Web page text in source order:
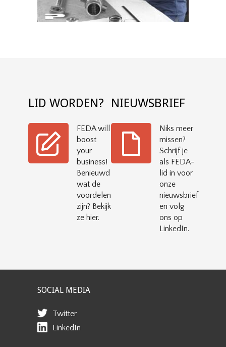
LID WORDEN?
FEDA will
boost
your
business!
Benieuwd
wat de
voordelen
zijn? Bekijk
ze hier.
NIEUWSBRIEF
Niks meer
missen?
Schrijf je
als FEDA-
lid in voor
onze
nieuwsbrief
en volg
ons op
LinkedIn.
SOCIAL MEDIA
Twitter
LinkedIn